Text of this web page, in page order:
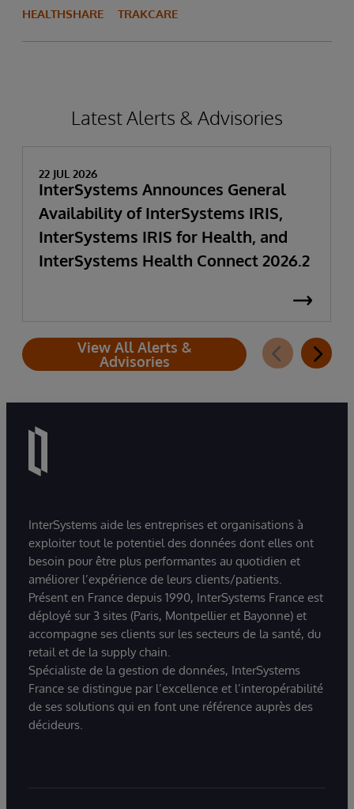
HEALTHSHARE TRAKCARE
Latest Alerts & Advisories
22 JUL 2026
InterSystems Announces General
Availability of InterSystems IRIS,
InterSystems IRIS for Health, and
InterSystems Health Connect 2026.2
View All Alerts &
Advisories
InterSystems aide les entreprises et organisations à
exploiter tout le potentiel des données dont elles ont
besoin pour être plus performantes au quotidien et
améliorer l’expérience de leurs clients/patients.
Présent en France depuis 1990, InterSystems France est
déployé sur 3 sites (Paris, Montpellier et Bayonne) et
accompagne ses clients sur les secteurs de la santé, du
retail et de la supply chain.
Spécialiste de la gestion de données, InterSystems
France se distingue par l’excellence et l’interopérabilité
de ses solutions qui en font une référence auprès des
décideurs.